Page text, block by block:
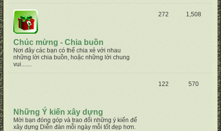
Chúc mừng - Chia buồn
Nơi đây các bạn có thể chia xẻ với nhau
những lời chia buồn, hoặc những lời chung
vui.......
272 1,508
Những Ý kiến xây dựng
Mời bạn đóng góp và trao đổi những ý kiến để
xây dựng Diễn đàn mỗi ngày mỗi tốt đẹp hơn.
122 570